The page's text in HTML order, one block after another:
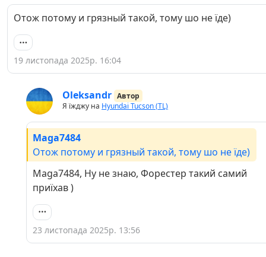
Отож потому и грязный такой, тому шо не їде)
19 листопада 2025р. 16:04
Oleksandr Автор
Я їжджу на Hyundai Tucson (TL)
Maga7484
Отож потому и грязный такой, тому шо не їде)
Maga7484, Ну не знаю, Форестер такий самий
приїхав )
23 листопада 2025р. 13:56